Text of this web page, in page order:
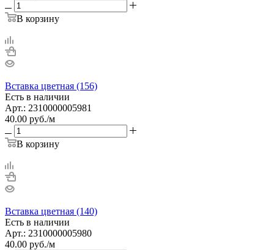
В корзину
Вставка цветная (156)
Есть в наличии
Арт.: 2310000005981
40.00 руб./м
В корзину
Вставка цветная (140)
Есть в наличии
Арт.: 2310000005980
40.00 руб./м